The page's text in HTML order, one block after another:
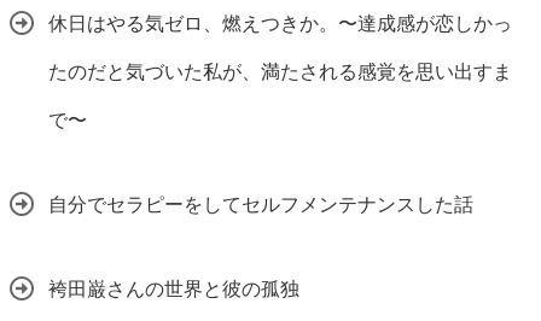
休日はやる気ゼロ、燃えつきか。〜達成感が恋しかっ
たのだと気づいた私が、満たされる感覚を思い出すま
で〜
自分でセラピーをしてセルフメンテナンスした話
袴田巌さんの世界と彼の孤独